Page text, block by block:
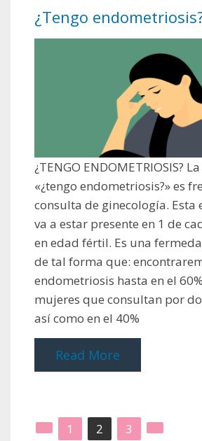
¿Tengo
¿TENGO ENDOMETRIOSIS?
«¿tengo endometriosis?» es
consulta de ginecología. Esta
va a estar presente en 1 de
en edad fértil. Es una
de tal forma que:
endometriosis hasta en el
mujeres que consultan por
así como en el 40%
Read More
Paginación
1 2 3